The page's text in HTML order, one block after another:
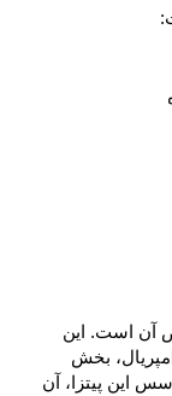
آن است. این
بخش
پیتزا، آن